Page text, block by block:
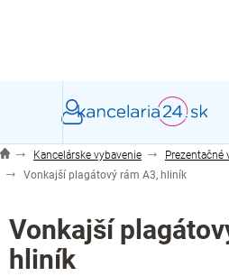
Kancelárske vybavenie Prezentačné
Vonkajší plagátový rám A3, hliník
Vonkajší
hliník